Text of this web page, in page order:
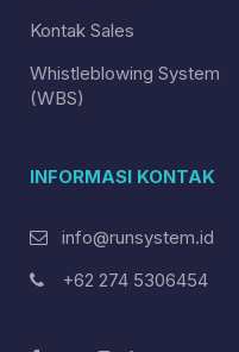
Kontak Sales
Whistleblowing System
(WBS)
INFORMASI KONTAK
info@runsystem.id
+62 274 5306454